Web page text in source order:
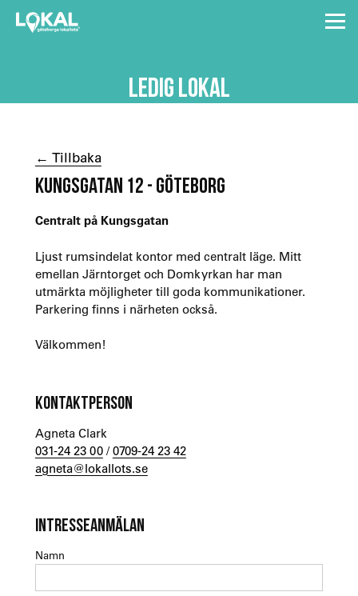
LEDIG LOKAL
← Tillbaka
KUNGSGATAN 12 - GÖTEBORG
Centralt på Kungsgatan
Ljust rumsindelat kontor med centralt läge. Mitt
emellan Järntorget och Domkyrkan har man
utmärkta möjligheter till goda kommunikationer.
Parkering finns i närheten också.
Välkommen!
KONTAKTPERSON
Agneta Clark
031-24 23 00/0709-24 23 42
agneta@lokallots.se
INTRESSEANMÄLAN
Namn